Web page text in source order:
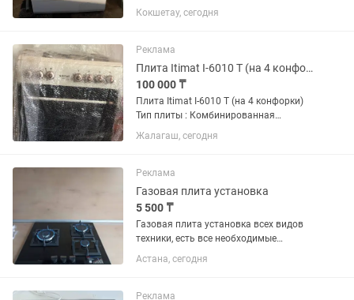
поверхность электрическая
Кокшетау, сегодня
Реклама
Плита Itimat I-6010 T (на 4 конфорки)
100 000 ₸
Плита Itimat I-6010 T (на 4 конфорки)
Тип плиты : Комбинированная
(газовый верх, электрическая духовка)
Количество конфорок 4 газовые
Габариты (ШхГхВ) 60 × 60 × 85 см...
Жалагаш, сегодня
Реклама
Газовая плита установка
5 500 ₸
Газовая плита установка всех видов
техники, есть все необходимые
материалы с собой, замена форсунки
жеклер , установка шланга , демонтаж,
стиральная машина,...
Астана, сегодня
Реклама